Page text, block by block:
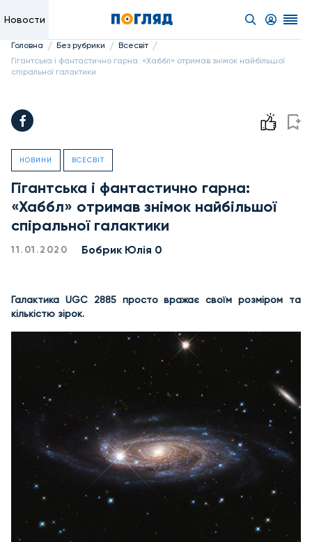
Новости
Головна / Без рубрики / Всесвіт /
Гігантська і фантастично гарна: «Хаббл» отримав знімок найбільшої
спіральної галактики
НОВИНИ ВСЕСВІТ
Гігантська і фантастично гарна:
«Хаббл» отримав знімок найбільшої
спіральної галактики
11.01.2020 Бобрик Юлія 0
Галактика UGC 2885 просто вражає своїм розміром та
кількістю зірок.